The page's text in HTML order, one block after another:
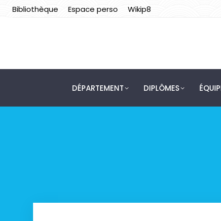
Bibliothèque Espace perso Wikip8
DÉPARTEMENT DIPLÔMES